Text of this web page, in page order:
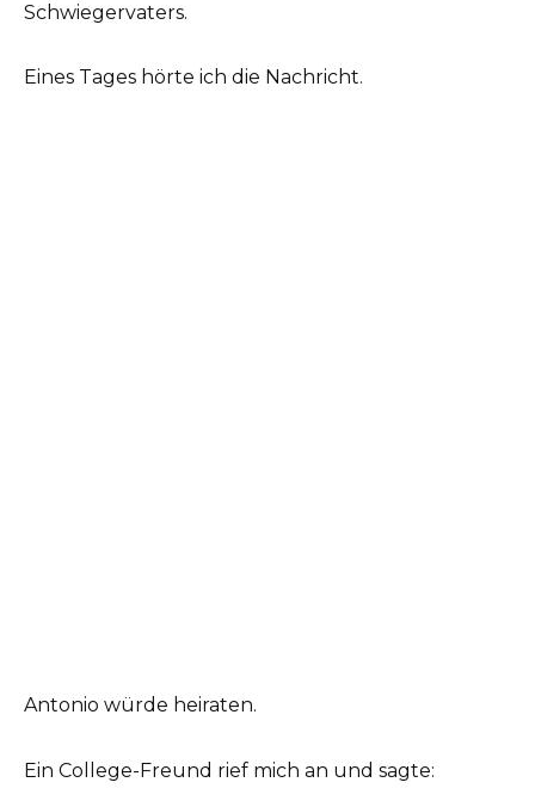
Schwiegervaters.
Eines Tages hörte ich die Nachricht.
Antonio würde heiraten.
Ein College-Freund rief mich an und sagte: